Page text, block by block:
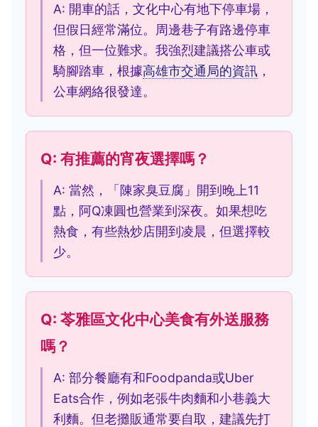
A: 開車的話，文化中心有地下停車場，
但假日經常滿位。周邊巷子有路邊停車
格，但一位難求。我強烈建議搭公車或
騎腳踏車，根據高雄市交通局的資訊 ，
公車網絡很發達。
Q: 有推薦的宵夜選擇嗎？
A: 當然，「陳家臭豆腐」開到晚上11
點，阿Q凍圓也營業到深夜。如果想吃
熱食，有些熱炒店開到凌晨，但選擇較
少。
Q: 苓雅區文化中心美食有外送服務
嗎？
A: 部分餐廳有和Foodpanda或Uber
Eats合作，例如老張牛肉麵和小巷義大
利麵。但老攤販通常要自取，建議先打